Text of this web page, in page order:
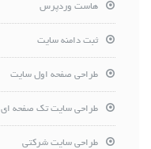
هاست وردپرس
ثبت دامنه سایت
طراحی صفحه اول سایت
طراحی سایت تک صفحه ای
طراحی سایت شرکتی